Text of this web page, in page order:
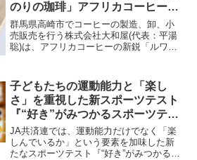
のりの珈琲」アフリカコーヒーの
新鋭「ルワンダ フイエマウンテ
ン」
群馬県高崎市でコーヒーの製造、卸、小
売販売を行う株式会社大和屋(代表：平湯
聡)は、アフリカコーヒーの新鋭「ルワン
「巳」にちなんだ「みのりの珈琲」を
2024年1...
子どもたちの運動能力と「楽し
さ」を重視した新スポーツテスト
『“好き”がみつかるスポーツテス
ト』、特設Webサイト公開
JA共済連では、運動能力だけでなく「楽
しんでいるか」という要素を加味した新
たなスポーツテスト『“好き”がみつかるス